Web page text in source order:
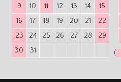
9
10 11 12 13 14
15
16
17 18 19 20 21
22
23
24 25 26 27 28
29
30
31 (